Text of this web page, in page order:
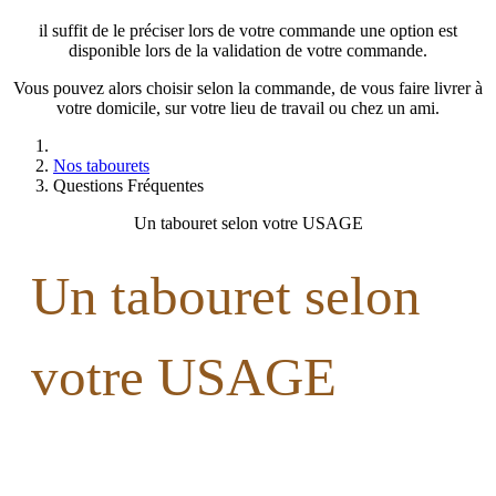
il suffit de le préciser lors de votre commande une option est
disponible lors de la validation de votre commande.
Vous pouvez alors choisir selon la commande, de vous faire livrer à
votre domicile, sur votre lieu de travail ou chez un ami.
Nos tabourets
Questions Fréquentes
Un tabouret selon votre USAGE
Un tabouret selon
votre USAGE